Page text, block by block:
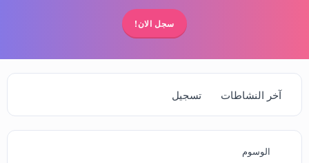
سجل الان!
آخر النشاطات تسجيل
الوسوم